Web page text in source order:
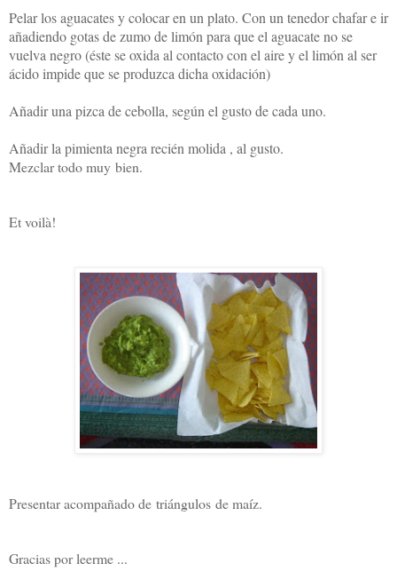
Pelar los aguacates y colocar en un plato. Con un tenedor chafar e ir
añadiendo gotas de zumo de limón para que el aguacate no se
vuelva negro (éste se oxida al contacto con el aire y el limón al ser
ácido impide que se produzca dicha oxidación)
Añadir una pizca de cebolla, según el gusto de cada uno.
Añadir la pimienta negra recién molida , al gusto.
Mezclar todo muy bien.
Et voilà!
Presentar acompañado de triángulos de maíz.
Gracias por leerme ...